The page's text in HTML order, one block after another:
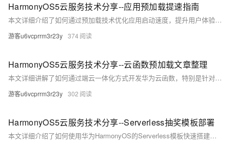
HarmonyOS5云服务技术分享--应用预加载提速指南
本文详细介绍了如何通过预加载技术优化应用启动速度，提升用户体验。首先阐述了预加载的重要性，可显著减少白屏时间和网络卡顿。接着说明了准备阶段的环境要求，并提供了云端配置全攻略，包括端云一体化开发和传统开发方式两种方案。此外，还讲解了客户端集成指南、调试与验证技巧以及最佳实践建议。实测数据显示，预加载可将某电商应用首屏加载时间从1.8秒优化至0.4秒，点击转化率提升27%。文章最后鼓励开发者动手实践，并在社区交流心得。
游客u6vcprrm3r23y 374
HarmonyOS5云服务技术分享--云函数预加载文章整理
本文详细讲解了如何通过端云一体化方式开发华为云函数，特别是针对预加载服务的应用。从准备工作（如注册华为开发者账号、安装DevEco Studio NEXT）到创建工程、编写代码、调试与部署，手把手教你掌握关键技巧。文章还提供了本地与远程调试方法，以及一键上云的便捷部署步骤，并分享了预加载实战技巧，助你加速应用性能。适合初学者逐步学习，也干货满满可供深入研究。
游客u6vcprrm3r23y 302
HarmonyOS5云服务技术分享--Serverless抽奖模板部署
本文详细介绍了如何使用华为HarmonyOS的Serverless模板快速搭建抽奖活动，手把手教你完成从前期准备到部署上线的全流程。内容涵盖账号注册、云函数配置、参数调整、托管上线及个性化定制等关键步骤，并附带常见问题解答和避坑指南。即使是零基础用户，也能轻松上手，快速实现抽奖活动的开发与部署。适合希望高效构建互动应用的开发者参考学习。